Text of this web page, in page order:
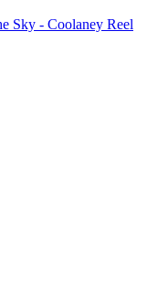
Sky - Coolaney Reel